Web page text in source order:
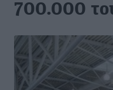
700.000